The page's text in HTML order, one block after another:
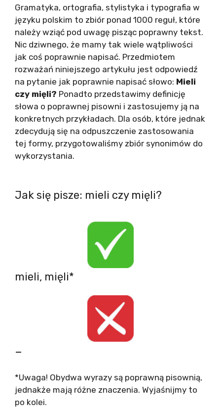
Gramatyka, ortografia, stylistyka i typografia w
języku polskim to zbiór ponad 1000 reguł, które
należy wziąć pod uwagę pisząc poprawny tekst.
Nic dziwnego, że mamy tak wiele wątpliwości
jak coś poprawnie napisać. Przedmiotem
rozważań niniejszego artykułu jest odpowiedź
na pytanie jak poprawnie napisać słowo: Mieli
czy mięli? Ponadto przedstawimy definicję
słowa o poprawnej pisowni i zastosujemy ją na
konkretnych przykładach. Dla osób, które jednak
zdecydują się na odpuszczenie zastosowania
tej formy, przygotowaliśmy zbiór synonimów do
wykorzystania.
Jak się pisze: mieli czy mięli?
mieli, mięli*
–
*Uwaga! Obydwa wyrazy są poprawną pisownią,
jednakże mają różne znaczenia. Wyjaśnijmy to
po kolei.